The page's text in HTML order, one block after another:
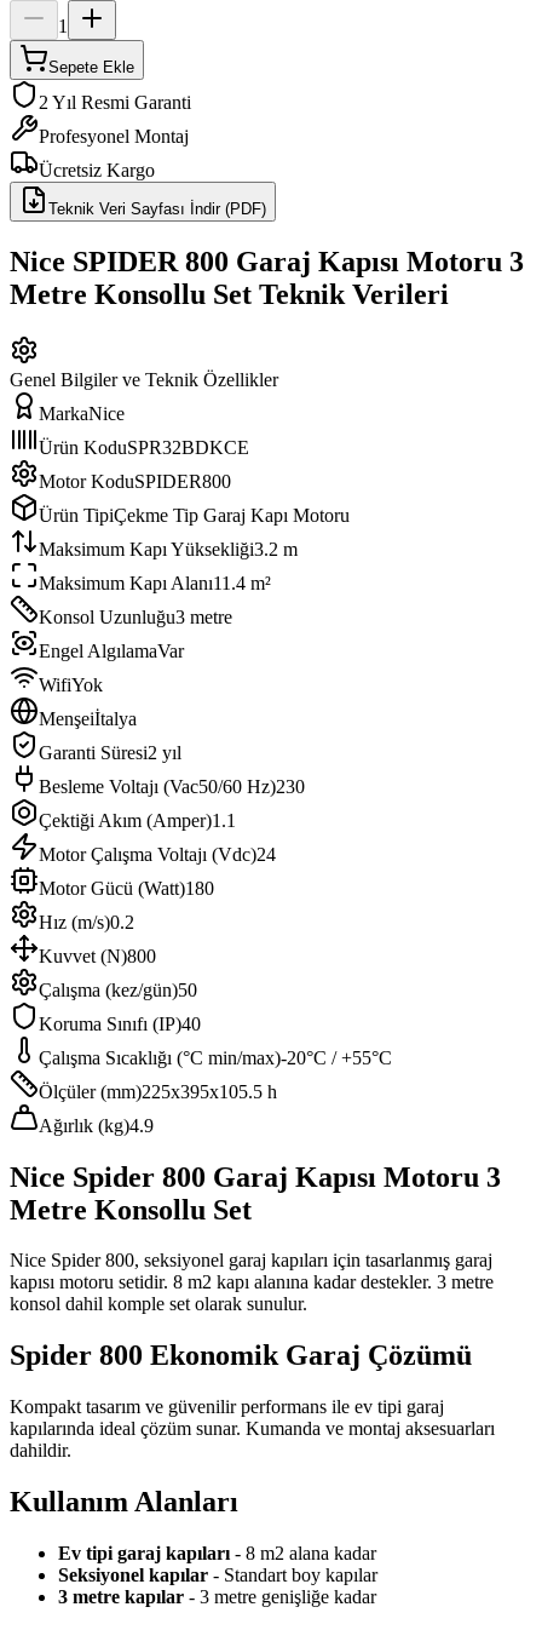
1
Sepete Ekle
2 Yıl Resmi Garanti
Profesyonel Montaj
Ücretsiz Kargo
Teknik Veri Sayfası İndir (PDF)
Nice SPIDER 800 Garaj Kapısı Motoru 3
Metre Konsollu Set Teknik Verileri
Genel Bilgiler ve Teknik Özellikler
MarkaNice
Ürün KoduSPR32BDKCE
Motor KoduSPIDER800
Ürün TipiÇekme Tip Garaj Kapı Motoru
Maksimum Kapı Yüksekliği3.2 m
Maksimum Kapı Alanı11.4 m²
Konsol Uzunluğu3 metre
Engel AlgılamaVar
WifiYok
Menşeiİtalya
Garanti Süresi2 yıl
Besleme Voltajı (Vac50/60 Hz)230
Çektiği Akım (Amper)1.1
Motor Çalışma Voltajı (Vdc)24
Motor Gücü (Watt)180
Hız (m/s)0.2
Kuvvet (N)800
Çalışma (kez/gün)50
Koruma Sınıfı (IP)40
Çalışma Sıcaklığı (°C min/max)-20°C / +55°C
Ölçüler (mm)225x395x105.5 h
Ağırlık (kg)4.9
Nice Spider 800 Garaj Kapısı Motoru 3
Metre Konsollu Set
Nice Spider 800, seksiyonel garaj kapıları için tasarlanmış garaj
kapısı motoru setidir. 8 m2 kapı alanına kadar destekler. 3 metre
konsol dahil komple set olarak sunulur.
Spider 800 Ekonomik Garaj Çözümü
Kompakt tasarım ve güvenilir performans ile ev tipi garaj
kapılarında ideal çözüm sunar. Kumanda ve montaj aksesuarları
dahildir.
Kullanım Alanları
Ev tipi garaj kapıları - 8 m2 alana kadar
Seksiyonel kapılar - Standart boy kapılar
3 metre kapılar - 3 metre genişliğe kadar